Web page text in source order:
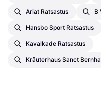
Ariat Ratsastus B
Hansbo Sport Ratsastus
Kavalkade Ratsastus
Kräuterhaus Sanct